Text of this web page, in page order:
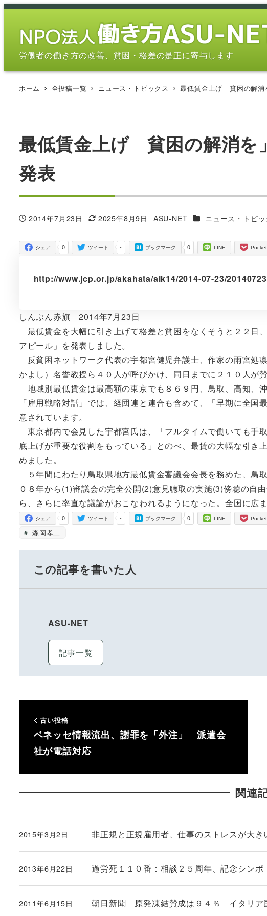
メ
労働者の働き方の改善、貧困・格差の是正に寄与します
ホーム 全投稿一覧 ニュース・トピックス 最低賃金上げ 貧困の解消
最低賃金上げ 貧困の解消を
発表
投稿日
2014年7月23日
更新日
2025年8月9日
著
ASU-NET カテゴリー
ニュース・トピッ
0
シェア -
ツイート 0
ブックマーク LINE Pocket
http://www.jcp.or.jp/akahata/aik14/2014-07-23/
しんぶん赤旗 2014年7月23日
最低賃金を大幅に引き上げて格差と貧困をなくそうと２２日
アピール」を発表しました。
反貧困ネットワーク代表の宇都宮健児弁護士、作家の雨宮処
かよし）名誉教授ら４０人が呼びかけ、同日までに２１０人が
地域別最低賃金は最高額の東京でも８６９円、鳥取、高知、
「雇用戦略対話」では、経団連と連合も含めて、「早期に全
意されています。
東京都内で会見した宇都宮氏は、「フルタイムで働いても手
底上げが重要な役割をもっている」とのべ、最賃の大幅な引
めました。
５年間にわたり鳥取県地方最低賃金審議会会長を務めた、鳥
０８年から(1)審議会の完全公開(2)意見聴取の実施(3)傍聴の
ら、さらに率直な議論がおこなわれるようになった。全国に広
0
シェア -
ツイート 0
ブックマーク LINE Pocket
森岡孝二
この記事を書いた人
ASU-NET
記事一覧
古い投稿
ベネッセ情報流出、謝罪を「外注」 派遣会
社が電話対応
関連
非正規と正規雇用者、仕事のストレスが大き
投稿日
2015年3月2日
過労死１１０番：相談２５周年、記念シン
投稿日
2013年6月22日
朝日新聞 原発凍結賛成は９４％ イタリア
投稿日
2011年6月15日